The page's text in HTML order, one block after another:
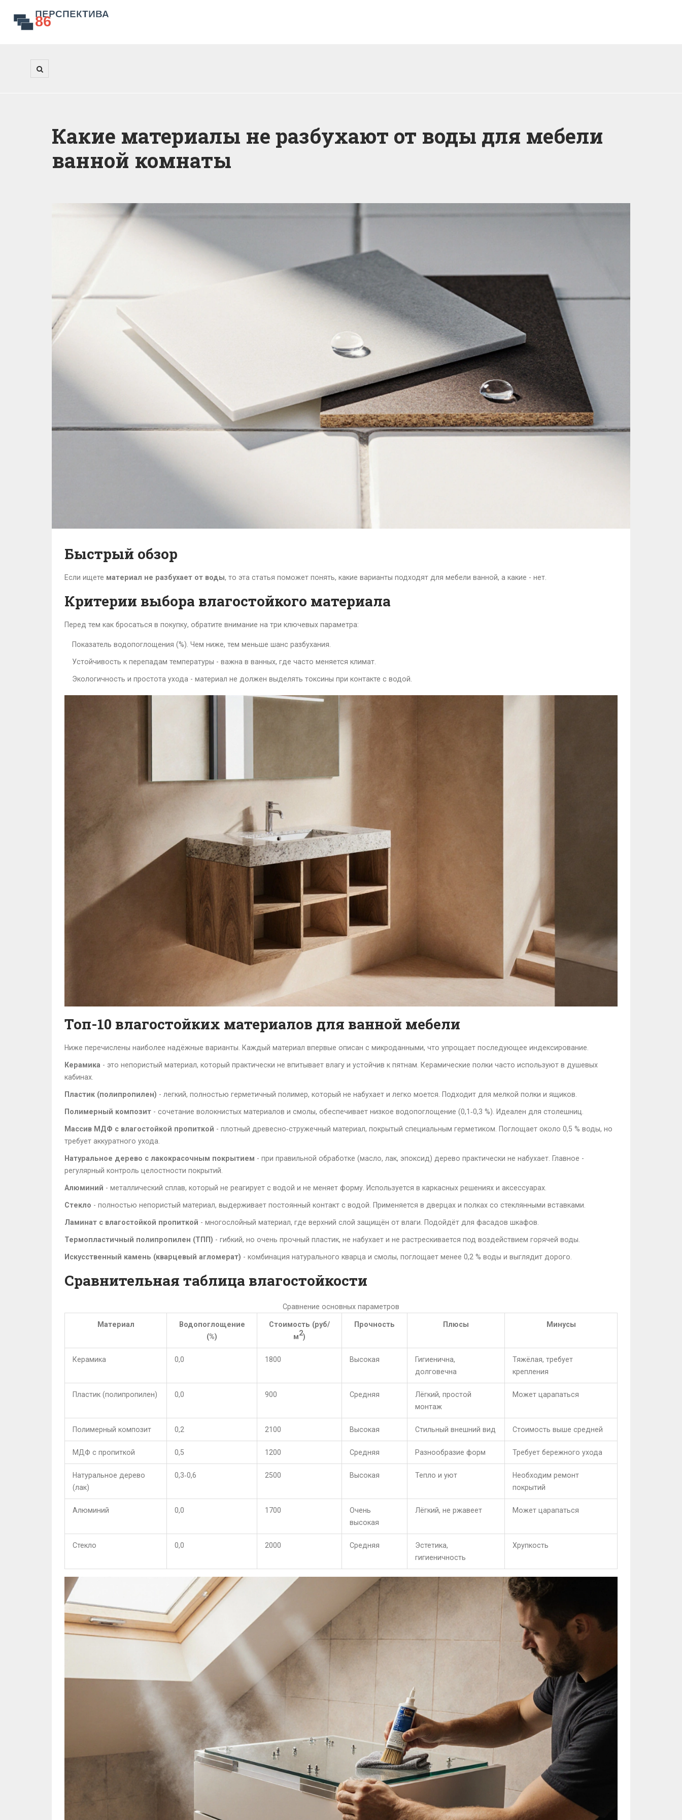
Какие материалы не разбухают от воды для мебели
ванной комнаты
Быстрый обзор
Если ищете материал не разбухает от воды, то эта статья поможет понять, какие варианты подходят для мебели ванной, а какие - нет.
Критерии выбора влагостойкого материала
Перед тем как бросаться в покупку, обратите внимание на три ключевых параметра:
Показатель водопоглощения (%). Чем ниже, тем меньше шанс разбухания.
Устойчивость к перепадам температуры - важна в ванных, где часто меняется климат.
Экологичность и простота ухода - материал не должен выделять токсины при контакте с водой.
Топ-10 влагостойких материалов для ванной мебели
Ниже перечислены наиболее надёжные варианты. Каждый материал впервые описан с микроданными, что упрощает последующее индексирование.
Керамика - это непористый материал, который практически не впитывает влагу и устойчив к пятнам. Керамические полки часто используют в душевых
кабинах.
Пластик (полипропилен) - легкий, полностью герметичный полимер, который не набухает и легко моется. Подходит для мелкой полки и ящиков.
Полимерный композит - сочетание волокнистых материалов и смолы, обеспечивает низкое водопоглощение (0,1‑0,3 %). Идеален для столешниц.
Массив МДФ с влагостойкой пропиткой - плотный древесно‑стружечный материал, покрытый специальным герметиком. Поглощает около 0,5 % воды, но
требует аккуратного ухода.
Натуральное дерево с лакокрасочным покрытием - при правильной обработке (масло, лак, эпоксид) дерево практически не набухает. Главное -
регулярный контроль целостности покрытий.
Алюминий - металлический сплав, который не реагирует с водой и не меняет форму. Используется в каркасных решениях и аксессуарах.
Стекло - полностью непористый материал, выдерживает постоянный контакт с водой. Применяется в дверцах и полках со стеклянными вставками.
Ламинат с влагостойкой пропиткой - многослойный материал, где верхний слой защищён от влаги. Подойдёт для фасадов шкафов.
Термопластичный полипропилен (ТПП) - гибкий, но очень прочный пластик, не набухает и не растрескивается под воздействием горячей воды.
Искусственный камень (кварцевый агломерат) - комбинация натурального кварца и смолы, поглощает менее 0,2 % воды и выглядит дорого.
Сравнительная таблица влагостойкости
Сравнение основных параметров
Материал
Водопоглощение
(%)
Стоимость (руб/
м2)
Прочность Плюсы Минусы
Керамика 0,0 1800 Высокая
Гигиенична,
долговечна
Тяжёлая, требует
крепления
Пластик (полипропилен) 0,0 900 Средняя
Лёгкий, простой
монтаж
Может царапаться
Полимерный композит 0,2 2100 Высокая Стильный внешний вид Стоимость выше средней
МДФ с пропиткой 0,5 1200 Средняя Разнообразие форм Требует бережного ухода
Натуральное дерево
(лак)
0,3‑0,6 2500 Высокая Тепло и уют
Необходим ремонт
покрытий
Алюминий 0,0 1700
Очень
высокая
Лёгкий, не ржавеет Может царапаться
Стекло 0,0 2000 Средняя
Эстетика,
гигиеничность
Хрупкость